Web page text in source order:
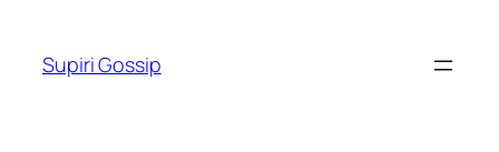
content
Supiri Gossip